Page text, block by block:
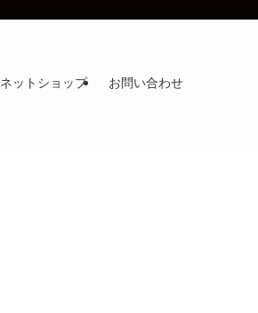
ネットショップ お問い合わせ